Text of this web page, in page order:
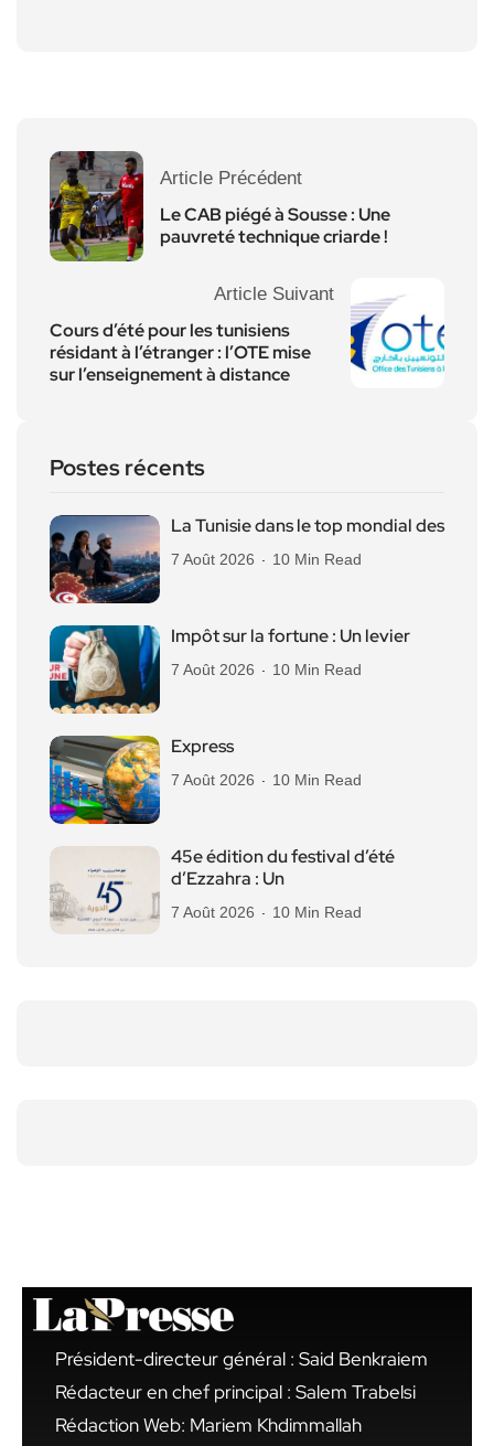
Article Précédent
Le CAB piégé à Sousse : Une
pauvreté technique criarde !
Article Suivant
Cours d’été pour les tunisiens
résidant à l’étranger : l’OTE mise
sur l’enseignement à distance
Postes récents
La Tunisie dans le top mondial des
7 Août 2026 10 Min Read
Impôt sur la fortune : Un levier
7 Août 2026 10 Min Read
Express
7 Août 2026 10 Min Read
45e édition du festival d’été
d’Ezzahra : Un
7 Août 2026 10 Min Read
Président-directeur général : Said Benkraiem
Rédacteur en chef principal : Salem Trabelsi
Rédaction Web: Mariem Khdimmallah